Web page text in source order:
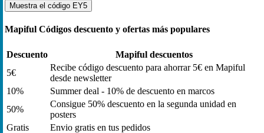
Muestra el código EY5
Mapiful Códigos descuento y ofertas más populares
Descuento
Mapiful descuentos
5€
Recibe código descuento para ahorrar 5€ en Mapiful
desde newsletter
10%
Summer deal - 10% de descuento en marcos
50%
Consigue 50% descuento en la segunda unidad en
posters
Gratis
Envio gratis en tus pedidos